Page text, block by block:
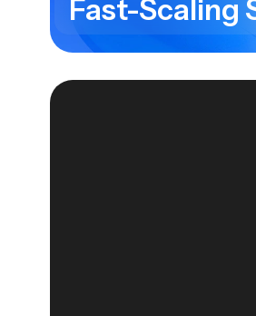
Fast-Scaling